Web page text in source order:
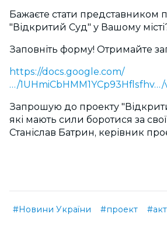
Бажаєте стати представником
"Відкритий Суд" у Вашому
Заповніть форму! Отримайте
https://docs.google.com/
…/1UHmiCbHMM1YCp93Hflsfhv…/
Запрошую до проекту
які мають сили боротися за
Станіслав Батрин, керівник
#Новини України #проект